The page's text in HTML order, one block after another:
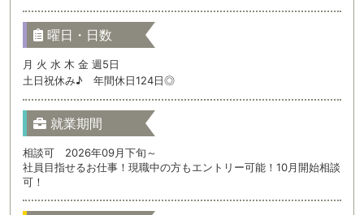
曜日・日数
月 火 水 木 金 週5日
土日祝休み♪ 年間休日124日◎
就業期間
相談可 2026年09月下旬～
社員目指せるお仕事！現職中の方もエントリー可能！10月開始相談
可！